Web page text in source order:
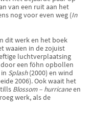
van een ruit aan het
nog voor even weg (In
dit werk en het boek
waaien in de zojuist
luchtverplaatsing
een föhn opbollen
Splash(2000) en wind
2006). Ook waait het
Blossom – hurricaneen
werk, als de